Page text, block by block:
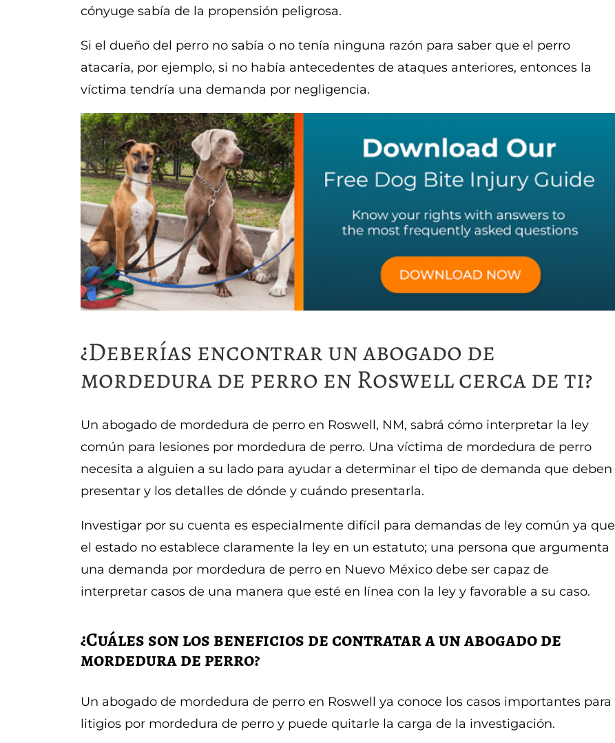
cónyuge sabía de la propensión peligrosa.
Si el dueño del perro no sabía o no tenía ninguna razón para saber que el perro
atacaría, por ejemplo, si no había antecedentes de ataques anteriores, entonces la
víctima tendría una demanda por negligencia.
¿Deberías encontrar un abogado de
mordedura de perro en Roswell cerca de ti?
Un abogado de mordedura de perro en Roswell, NM, sabrá cómo interpretar la ley
común para lesiones por mordedura de perro. Una víctima de mordedura de perro
necesita a alguien a su lado para ayudar a determinar el tipo de demanda que deben
presentar y los detalles de dónde y cuándo presentarla.
Investigar por su cuenta es especialmente difícil para demandas de ley común ya que
el estado no establece claramente la ley en un estatuto; una persona que argumenta
una demanda por mordedura de perro en Nuevo México debe ser capaz de
interpretar casos de una manera que esté en línea con la ley y favorable a su caso.
¿Cuáles son los beneficios de contratar a un abogado de
mordedura de perro?
Un abogado de mordedura de perro en Roswell ya conoce los casos importantes para
litigios por mordedura de perro y puede quitarle la carga de la investigación.